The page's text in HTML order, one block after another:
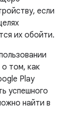
если
их обойти.
том, как
Play
успешного
найти в